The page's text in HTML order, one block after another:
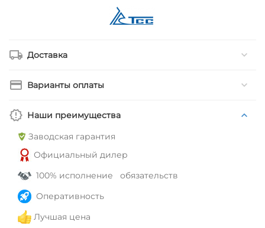
Доставка
Варианты оплаты
Наши преимущества
Заводская гарантия
Официальный дилер
100% исполнение обязательств
Оперативность
Лучшая цена